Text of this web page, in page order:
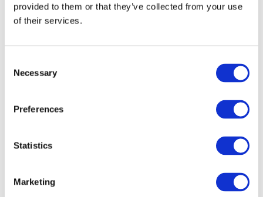
provided to them or that they’ve collected from your use
of their services.
Selection
Necessary
Preferences
Statistics
Marketing
Заходи